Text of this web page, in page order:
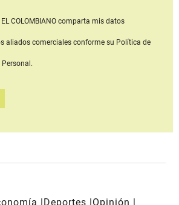
COLOMBIANOcomparta mis datos
aliados comerciales conforme su Política de
Deportes
Opinión